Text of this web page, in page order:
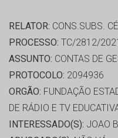
RELATOR: CONS.SUBS.
PROCESSO: TC/2812/2021
ASSUNTO: CONTAS DE
PROTOCOLO: 2094936
ORGÃO: FUNDAÇÃO
DE RÁDIO E TV
INTERESSADO(S): JOAO